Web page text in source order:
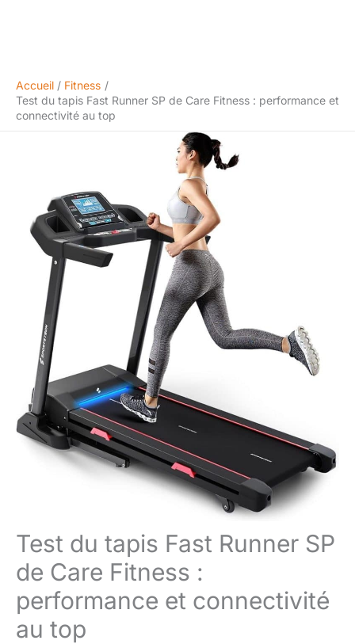
Accueil
Fitness
Test du tapis Fast Runner SP de Care Fitness : performance et
connectivité au top
Test du tapis Fast Runner SP
de Care Fitness :
performance et connectivité
au top